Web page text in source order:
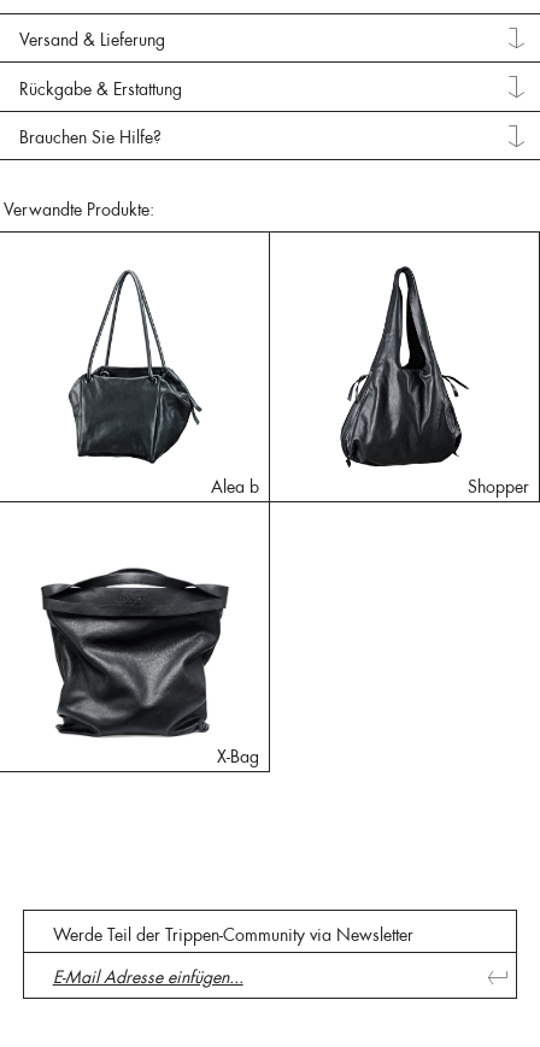
Versand & Lieferung
Rückgabe & Erstattung
Brauchen Sie Hilfe?
Verwandte Produkte:
Alea b Shopper
X-Bag
Werde Teil der Trippen-Community via Newsletter